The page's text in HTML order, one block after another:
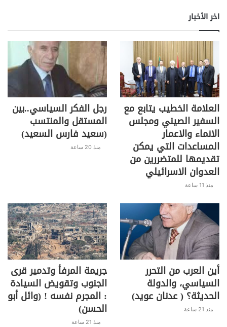
a
c
e
b
o
o
k
itt
er
at
s
A
p
p
e
gr
a
m
t
p
y
Li
n
k
ar
e
Featured عاجل
اخر الأخبار
العلامة الخطيب يتابع مع
السفير الصيني ومجلس
الانماء والاعمار
المساعدات التي يمكن
تقديمها للمتضررين من
العدوان الاسرائيلي
منذ 11 ساعة
رجل الفكر السياسي..بين
المستقل والمنتسب
(سعيد فارس السعيد)
منذ 20 ساعة
أين العرب من التحرر
السياسي، والدولة
الحديثة؟ ( عدنان عويد)
منذ 21 ساعة
جريمة المرفأ وتدمير قرى
الجنوب وتقويض السيادة
: المجرم نفسه ! (وائل أبو
الحسن)
منذ 21 ساعة